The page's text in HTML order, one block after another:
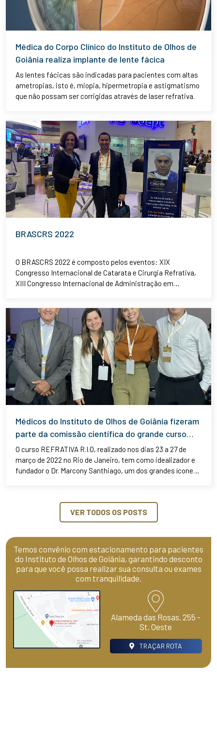
Médica do Corpo Clínico do Instituto de Olhos de
Goiânia realiza implante de lente fácica
As lentes fácicas são indicadas para pacientes com altas
ametropias, isto é, miopia, hipermetropia e astigmatismo
que não possam ser corrigidas através de laser refrativa.
BRASCRS 2022
O BRASCRS 2022 é composto pelos eventos: XIX
Congresso Internacional de Catarata e Cirurgia Refrativa,
XIII Congresso Internacional de Administração em
Salvador, localizado em Salvador-BA, no período de 25 a 28
de maio de 2022.
Médicos do Instituto de Olhos de Goiânia fizeram
parte da comissão científica do grande curso
REFRATIVA R.I.O.
O curso REFRATIVA R.I.O, realizado nos dias 23 a 27 de
março de 2022 no Rio de Janeiro, tem como idealizador e
fundador o Dr. Marcony Santhiago, um dos grandes ícones
VER TODOS OS POSTS
Temos convênio com estacionamento para pacientes
do Instituto de Olhos de Goiânia, garantindo desconto
para que você possa realizar sua consulta ou exames
com tranquilidade.
Alameda das Rosas, 255 -
St. Oeste
TRAÇAR ROTA